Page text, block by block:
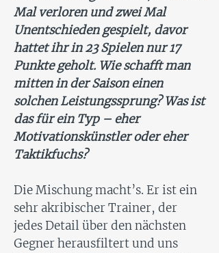
Mal verloren und zwei Mal
Unentschieden gespielt, davor
hattet ihr in 23 Spielen nur 17
Punkte geholt. Wie schafft man
mitten in der Saison einen
solchen Leistungssprung? Was ist
das für ein Typ – eher
Motivationskünstler oder eher
Taktikfuchs?
Die Mischung macht’s. Er ist ein
sehr akribischer Trainer, der
jedes Detail über den nächsten
Gegner herausfiltert und uns